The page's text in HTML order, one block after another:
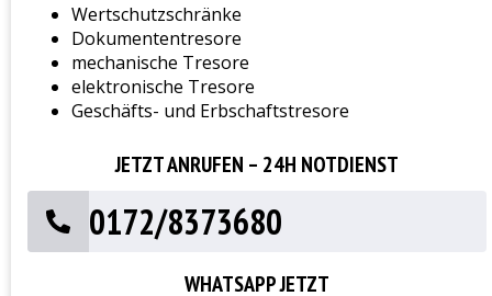
Wertschutzschränke
Dokumententresore
mechanische Tresore
elektronische Tresore
Geschäfts- und Erbschaftstresore
JETZT ANRUFEN – 24H NOTDIENST
0172/8373680
WHATSAPP JETZT